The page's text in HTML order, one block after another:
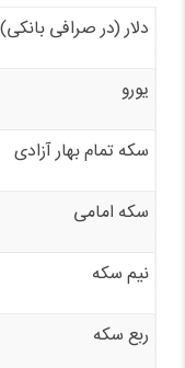
دلار (در صرافی بانکی)
یورو
سکه تمام بهار آزادی
سکه امامی
نیم سکه
ربع سکه